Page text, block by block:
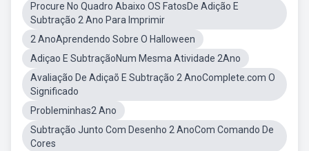
Procure No Quadro Abaixo OS FatosDe Adição E
Subtração 2 Ano Para Imprimir
2 AnoAprendendo Sobre O Halloween
Adiçao E SubtraçãoNum Mesma Atividade 2Ano
Avaliação De Adiçaõ E Subtração 2 AnoComplete.com O
Significado
Probleminhas2 Ano
Subtração Junto Com Desenho 2 AnoCom Comando De
Cores